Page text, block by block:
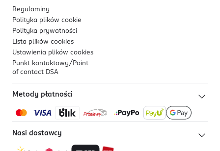
Regulaminy
Polityka plików cookie
Polityka prywatności
Lista plików cookies
Ustawienia plików cookies
Punkt kontaktowy/ Point
of contact DSA
Metody płatności
Nasi dostawcy